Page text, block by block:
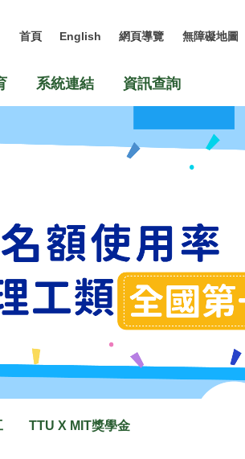
首頁 English 網頁導覽 無障礙地圖
系統連結 資訊查詢
TTU X MIT獎學金